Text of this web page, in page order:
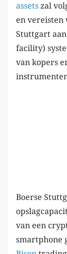
assets zal
en vereisten
Stuttgart
facility)
van kopers
Boerse
van een
smartphone